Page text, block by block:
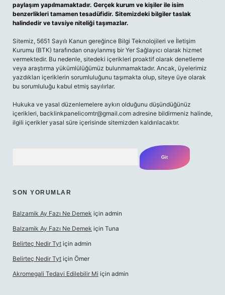
paylaşım yapılmamaktadır. Gerçek kurum ve kişiler ile isim
benzerlikleri tamamen tesadüfidir. Sitemizdeki bilgiler taslak
halindedir ve tavsiye niteliği taşımazlar.
Sitemiz, 5651 Sayılı Kanun gereğince Bilgi Teknolojileri ve İletişim
Kurumu (BTK) tarafından onaylanmış bir Yer Sağlayıcı olarak hizmet
vermektedir. Bu nedenle, sitedeki içerikleri proaktif olarak denetleme
veya araştırma yükümlülüğümüz bulunmamaktadır. Ancak, üyelerimiz
yazdıkları içeriklerin sorumluluğunu taşımakta olup, siteye üye olarak
bu sorumluluğu kabul etmiş sayılırlar.
Hukuka ve yasal düzenlemelere aykırı olduğunu düşündüğünüz
içerikleri, backlinkpanelicomtr@gmail.com adresine bildirmeniz halinde,
ilgili içerikler yasal süre içerisinde sitemizden kaldırılacaktır.
SON YORUMLAR
Balzamik Ay Fazı Ne Demek için admin
Balzamik Ay Fazı Ne Demek için Tuna
Belirteç Nedir Tyt için admin
Belirteç Nedir Tyt için Ömer
Akromegali Tedavi Edilebilir Mi için admin